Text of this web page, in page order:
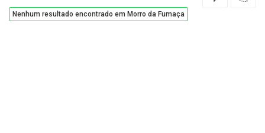
Nenhum resultado encontrado em Morro da Fumaça